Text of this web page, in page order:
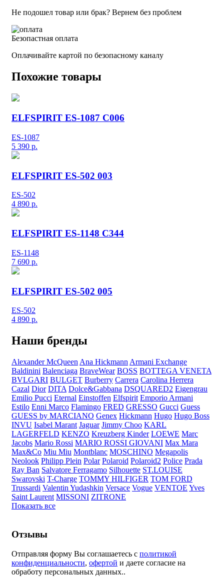
Не подошел товар или брак? Вернем без проблем
Безопастная оплата
Оплачивайте картой по безопасному каналу
Похожие товары
ELFSPIRIT ES-1087 C006
ES-1087
5 390 р.
ELFSPIRIT ES-502 003
ES-502
4 890 р.
ELFSPIRIT ES-1148 C344
ES-1148
7 690 р.
ELFSPIRIT ES-502 005
ES-502
4 890 р.
Наши бренды
Alexander McQueen Ana Hickmann Armani Exchange
Baldinini Balenciaga BraveWear BOSS BOTTEGA VENETA
BVLGARI BULGET Burberry Carrera Carolina Herrera
Cazal Dior DITA Dolce&Gabbana DSQUARED2 Eigengrau
Emilio Pucci Eternal Einstoffen Elfspirit Emporio Armani
Estilo Enni Marco Flamingo FRED GRESSO Gucci Guess
GUESS by MARCIANO Genex Hickmann Hugo Hugo Boss
INVU Isabel Marant Jaguar Jimmy Choo KARL
LAGERFELD KENZO Kreuzberg Kinder LOEWE Marc
Jacobs Mario Rossi MARIO ROSSI GIOVANI Max Mara
Max&Co Miu Miu Montblanc MOSCHINO Megapolis
Neolook Philipp Plein Polar Polaroid Polaroid2 Police Prada
Ray Ban Salvatore Ferragamo Silhouette ST.LOUISE
Swarovski T-Charge TOMMY HILFIGER TOM FORD
Trussardi Valentin Yudashkin Versace Vogue VENTOE Yves
Saint Laurent MISSONI ZITRONE
Показать все
Отзывы
Отправляя форму Вы соглашаетесь с политикой
конфиденциальности, офертой и даете согласие на
обработу персональных данных..